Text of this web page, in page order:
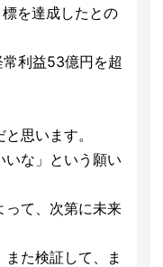
を達成したとの
利益53億円を超
思います。
いな」という願い
って、次第に未来
た検証して、ま